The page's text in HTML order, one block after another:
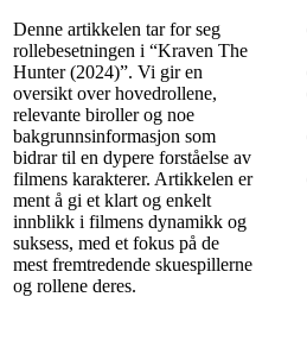
Denne artikkelen tar for seg
rollebesetningen i “Kraven The
Hunter (2024)”. Vi gir en
oversikt over hovedrollene,
relevante biroller og noe
bakgrunnsinformasjon som
bidrar til en dypere forståelse av
filmens karakterer. Artikkelen er
ment å gi et klart og enkelt
innblikk i filmens dynamikk og
suksess, med et fokus på de
mest fremtredende skuespillerne
og rollene deres.